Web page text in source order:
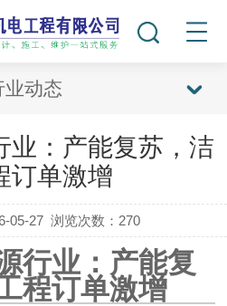
业动态
业：产能复苏，洁
订单激增
05-27 浏览次数： 270
行业：产能复
程订单激增